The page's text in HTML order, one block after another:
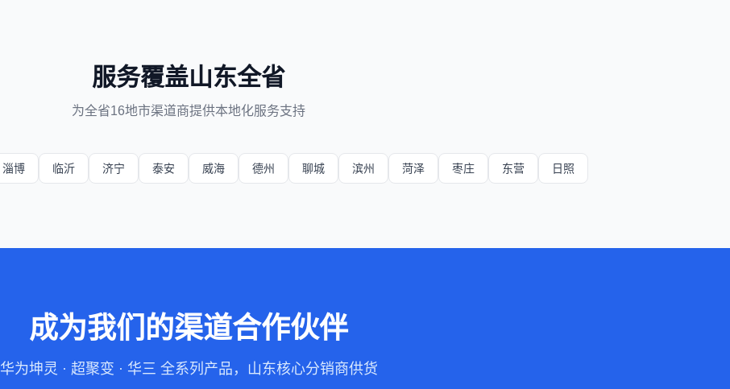
服务覆盖山东全省
为全省16地市渠道商提供本地化服务支持
淄博 临沂 济宁 泰安 威海 德州 聊城 滨州 菏泽 枣庄 东营 日照
成为我们的渠道合作伙伴
华为坤灵 · 超聚变 · 华三 全系列产品，山东核心分销商供货